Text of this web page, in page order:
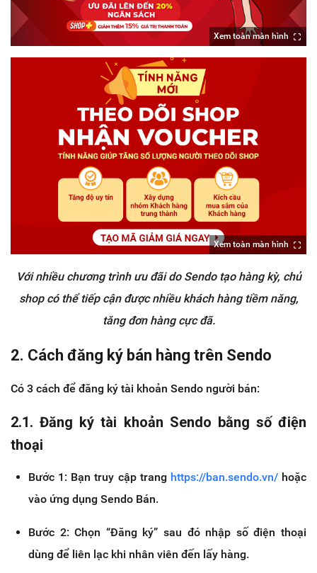
Xem toàn màn hình
Xem toàn màn hình
Với nhiều chương trình ưu đãi do Sendo tạo hàng kỳ, chủ
shop có thể tiếp cận được nhiều khách hàng tiềm năng,
tăng đơn hàng cực đã.
2. Cách đăng ký bán hàng trên Sendo
Có 3 cách để đăng ký tài khoản Sendo người bán:
2.1. Đăng ký tài khoản Sendo bằng số điện
thoại
Bước 1: Bạn truy cập trang https://ban.sendo.vn/hoặc
vào ứng dụng Sendo Bán.
Bước 2: Chọn “Đăng ký” sau đó nhập số điện thoại
dùng để liên lạc khi nhân viên đến lấy hàng.